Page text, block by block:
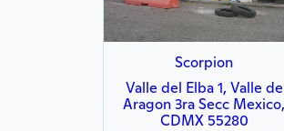
Scorpion
Valle del Elba 1, Valle de
Aragon 3ra Secc Mexico,
CDMX 55280